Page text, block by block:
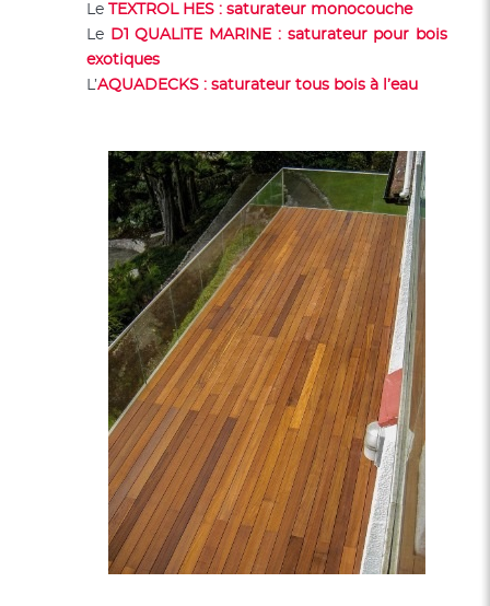
Le TEXTROL HES : saturateur monocouche
Le
D1 QUALITE MARINE : saturateur pour bois
exotiques
L’AQUADECKS : saturateur tous bois à l’eau